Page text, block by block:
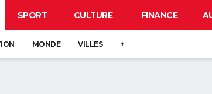
SPORT CULTURE FINANCE
MONDE VILLES +